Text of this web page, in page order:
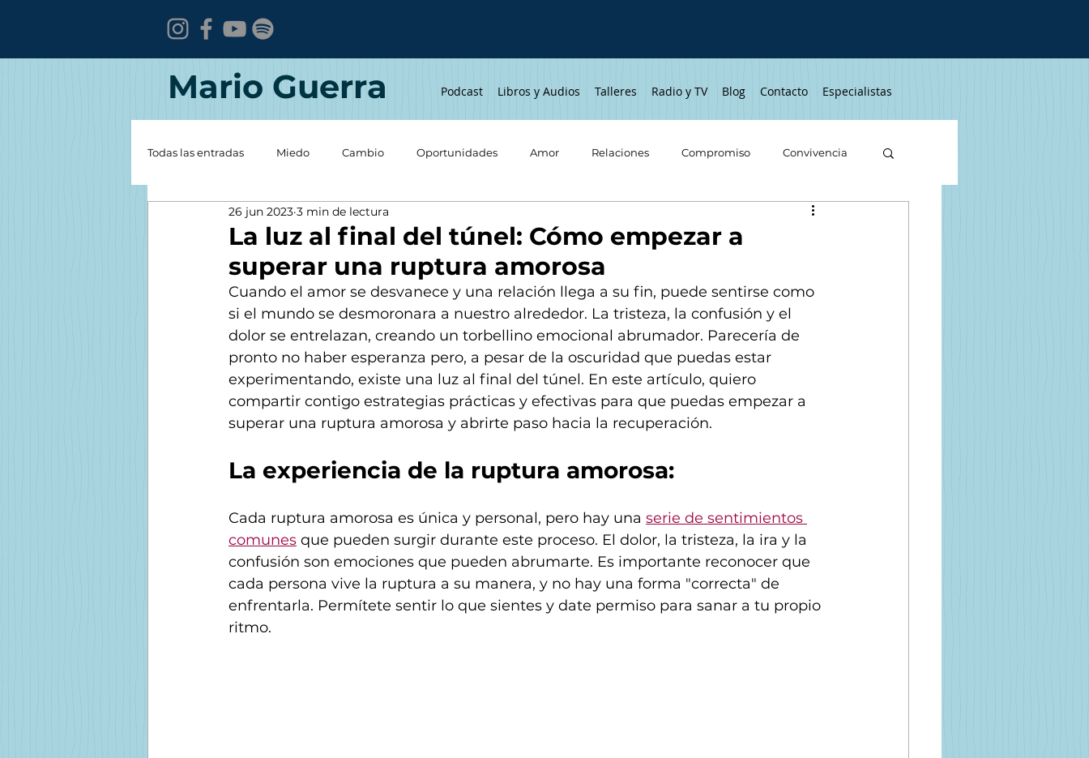
Mario Guerra Podcast Libros y Audios Talleres Radio y TV Blog Contacto Especialistas
Todas las entradas Miedo Cambio Oportunidades Amor Relaciones Compromiso Convivencia
Perdón Parejas Emociones
La luz al final del túnel: Cómo empezar a
superar una ruptura amorosa
26 jun 2023 3 min de lectura
Cuando el amor se desvanece y una relación llega a su fin, puede sentirse como
si el mundo se desmoronara a nuestro alrededor. La tristeza, la confusión y el
dolor se entrelazan, creando un torbellino emocional abrumador. Parecería de
pronto no haber esperanza pero, a pesar de la oscuridad que puedas estar
experimentando, existe una luz al final del túnel. En este artículo, quiero
compartir contigo estrategias prácticas y efectivas para que puedas empezar a
superar una ruptura amorosa y abrirte paso hacia la recuperación.
La experiencia de la ruptura amorosa:
Cada ruptura amorosa es única y personal, pero hay una serie de sentimientos
comunes que pueden surgir durante este proceso. El dolor, la tristeza, la ira y la
confusión son emociones que pueden abrumarte. Es importante reconocer que
cada persona vive la ruptura a su manera, y no hay una forma "correcta" de
enfrentarla. Permítete sentir lo que sientes y date permiso para sanar a tu propio
ritmo.